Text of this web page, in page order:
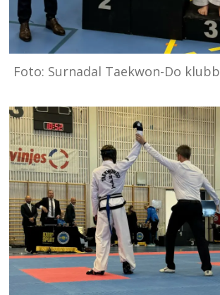
Foto: Surnadal Taekwon-Do klubb